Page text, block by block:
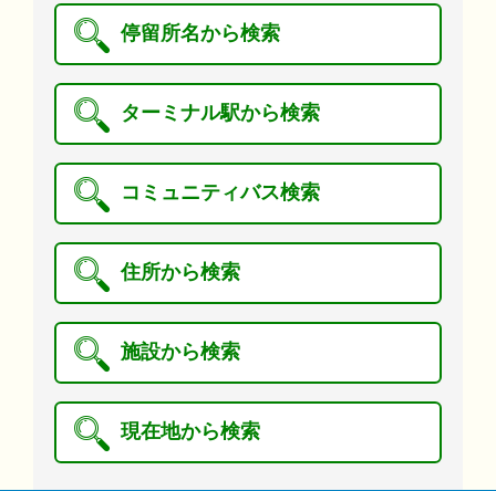
停留所名から検索
ターミナル駅から検索
コミュニティバス検索
住所から検索
施設から検索
現在地から検索